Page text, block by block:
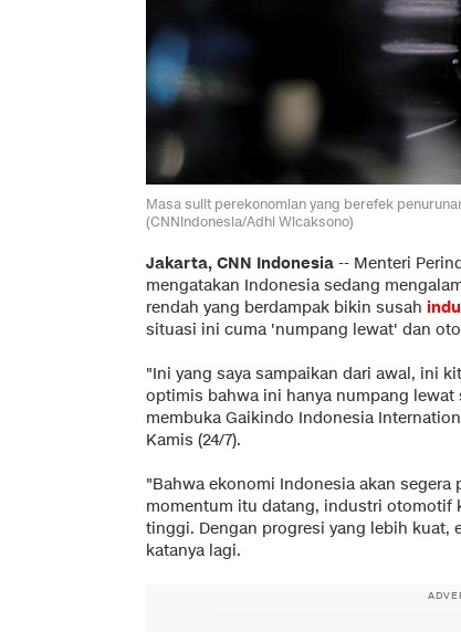
Masa sulit perekonomian yang berefek
(CNNIndonesia/Adhi Wicaksono)
Jakarta, CNN Indonesia -- Menteri
mengatakan Indonesia sedang
rendah yang berdampak bikin susah
situasi ini cuma 'numpang lewat' dan
"Ini yang saya sampaikan dari awal, ini
optimis bahwa ini hanya numpang lewat
membuka Gaikindo Indonesia
Kamis (24/7).
"Bahwa ekonomi Indonesia akan
momentum itu datang, industri otomotif
tinggi. Dengan progresi yang lebih kuat,
katanya lagi.